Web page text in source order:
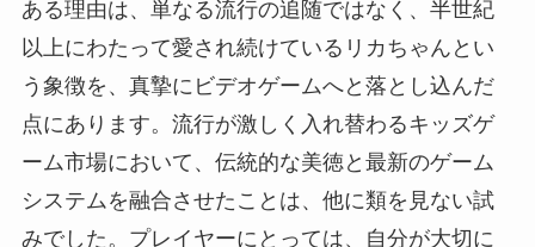
ある理由は、単なる流行の追随ではなく、半世紀
以上にわたって愛され続けているリカちゃんとい
う象徴を、真摯にビデオゲームへと落とし込んだ
点にあります。流行が激しく入れ替わるキッズゲ
ーム市場において、伝統的な美徳と最新のゲーム
システムを融合させたことは、他に類を見ない試
みでした。プレイヤーにとっては、自分が大切に